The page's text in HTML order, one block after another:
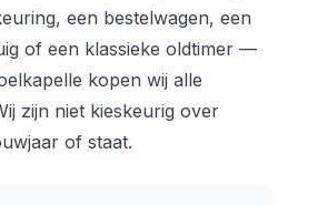
een bestelwagen, een
of een klassieke oldtimer —
kopen wij alle
zijn niet kieskeurig over
of staat.